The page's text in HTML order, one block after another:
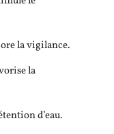
la vigilance.
la
d’eau.